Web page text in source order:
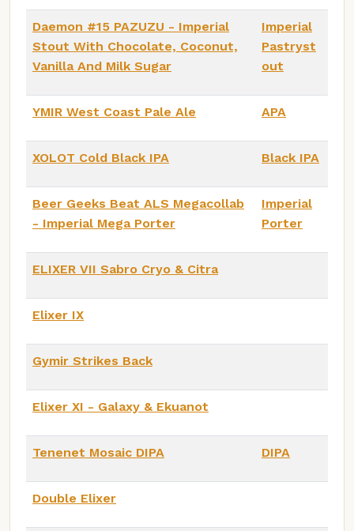
Daemon #15 PAZUZU - Imperial
Stout With Chocolate, Coconut,
Vanilla And Milk Sugar
Imperial
Pastryst
out
YMIR West Coast Pale Ale APA
XOLOT Cold Black IPA Black IPA
Beer Geeks Beat ALS Megacollab
- Imperial Mega Porter
Imperial
Porter
ELIXER VII Sabro Cryo & Citra
Elixer IX
Gymir Strikes Back
Elixer XI - Galaxy & Ekuanot
Tenenet Mosaic DIPA DIPA
Double Elixer